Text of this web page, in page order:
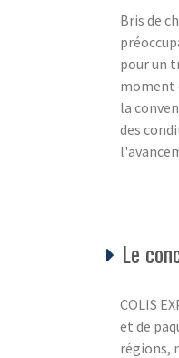
Bris de
pour un
moment
la
des
Le
COLIS
et de
régions,